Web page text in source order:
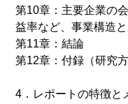
第10章：主要企業の
益率など、事業構造と
第11章：結論
第12章：付録（研究
4．レポートの特徴と